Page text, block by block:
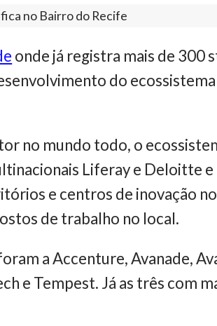
no Bairro do Recife
onde já registra mais de 300
do
no mundo todo, o
Liferay e Deloitte e
e centros de inovação
de trabalho no local.
a Accenture, Avanade,
e Tempest. Já as três com